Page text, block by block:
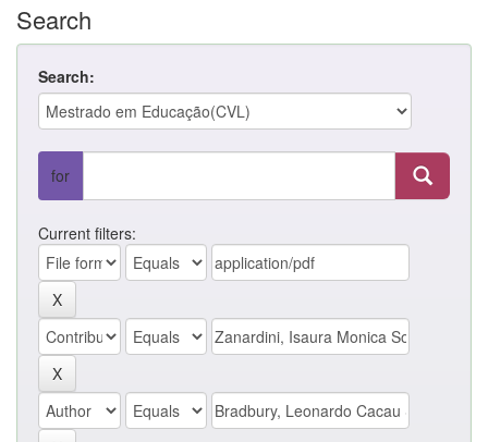
Search
Search:
for
Current filters: